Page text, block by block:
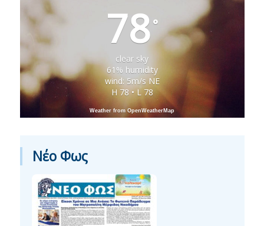
78°
clear sky
61% humidity
wind: 5m/s NE
H 78 • L 78
Weather from OpenWeatherMap
Νέο Φως